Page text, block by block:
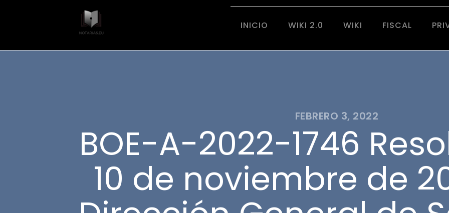
INICIO WIKI 2.0 WIKI FISCAL
FEBRERO 3, 2022
BOE-A-2022-1746
10 de noviembre de